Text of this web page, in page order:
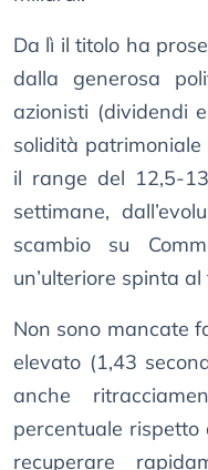
Da lì il titolo ha
dalla generosa
azionisti (dividendi
solidità patrimoniale
il range del 12,5-
settimane,
scambio su
un’ulteriore spinta al
Non sono mancate
elevato (1,43
anche
percentuale
recuperare